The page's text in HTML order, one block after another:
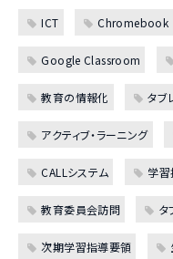
ICT Chromebook
Google Classroom
教育の情報化 タブ
アクティブ・ラーニング
CALLシステム 学
教育委員会訪問 タ
次期学習指導要領